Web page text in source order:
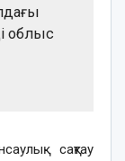
облыс
сақтау